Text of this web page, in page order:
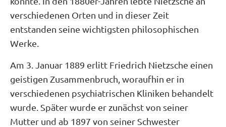
verschiedenen Orten und in dieser Zeit
entstanden seine wichtigsten philosophischen
Werke.
Am 3. Januar 1889 erlitt Friedrich Nietzsche einen
geistigen Zusammenbruch, woraufhin er in
verschiedenen psychiatrischen Kliniken behandelt
wurde. Später wurde er zunächst von seiner
Mutter und ab 1897 von seiner Schwester